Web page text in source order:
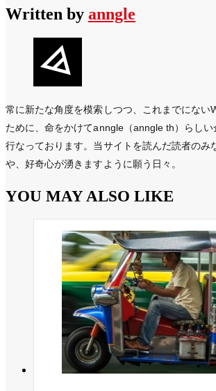
Written by anngle
常に新たな角度を模索しつつ、これまでにない
ために、命をかけてanngle（anngle th）らし
行なっております。当サイトを読んだ読者のみ
や、好奇心が湧きますように願う日々。
YOU MAY ALSO LIKE